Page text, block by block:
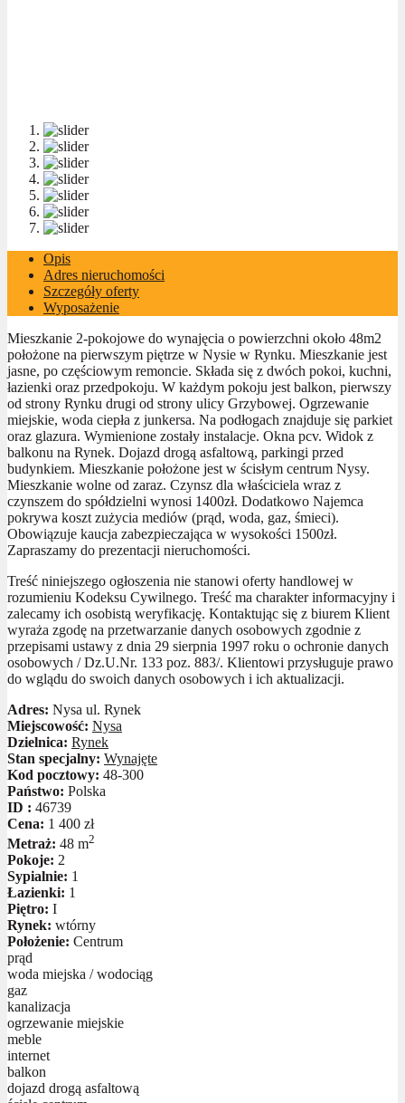
Opis
Adres nieruchomości
Szczegóły oferty
Wyposażenie
Mieszkanie 2-pokojowe do wynajęcia o powierzchni około 48m2
położone na pierwszym piętrze w Nysie w Rynku. Mieszkanie jest
jasne, po częściowym remoncie. Składa się z dwóch pokoi, kuchni,
łazienki oraz przedpokoju. W każdym pokoju jest balkon, pierwszy
od strony Rynku drugi od strony ulicy Grzybowej. Ogrzewanie
miejskie, woda ciepła z junkersa. Na podłogach znajduje się parkiet
oraz glazura. Wymienione zostały instalacje. Okna pcv. Widok z
balkonu na Rynek. Dojazd drogą asfaltową, parkingi przed
budynkiem. Mieszkanie położone jest w ścisłym centrum Nysy.
Mieszkanie wolne od zaraz. Czynsz dla właściciela wraz z
czynszem do spółdzielni wynosi 1400zł. Dodatkowo Najemca
pokrywa koszt zużycia mediów (prąd, woda, gaz, śmieci).
Obowiązuje kaucja zabezpieczająca w wysokości 1500zł.
Zapraszamy do prezentacji nieruchomości.
Treść niniejszego ogłoszenia nie stanowi oferty handlowej w
rozumieniu Kodeksu Cywilnego. Treść ma charakter informacyjny i
zalecamy ich osobistą weryfikację. Kontaktując się z biurem Klient
wyraża zgodę na przetwarzanie danych osobowych zgodnie z
przepisami ustawy z dnia 29 sierpnia 1997 roku o ochronie danych
osobowych / Dz.U.Nr. 133 poz. 883/. Klientowi przysługuje prawo
do wglądu do swoich danych osobowych i ich aktualizacji.
Adres: Nysa ul. Rynek
Miejscowość: Nysa
Dzielnica: Rynek
Stan specjalny: Wynajęte
Kod pocztowy: 48-300
Państwo: Polska
ID : 46739
Cena: 1 400 zł
Metraż: 48 m2
Pokoje: 2
Sypialnie: 1
Łazienki: 1
Piętro: I
Rynek: wtórny
Położenie: Centrum
prąd
woda miejska / wodociąg
gaz
kanalizacja
ogrzewanie miejskie
meble
internet
balkon
dojazd drogą asfaltową